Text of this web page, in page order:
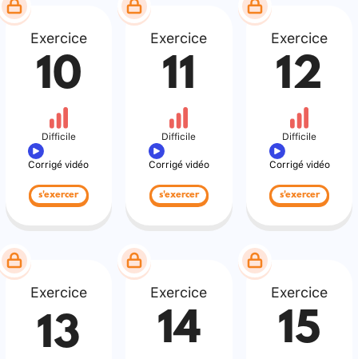
Exercice
10
Difficile
Corrigé vidéo
s'exercer
Exercice
11
Difficile
Corrigé vidéo
s'exercer
Exercice
12
Difficile
Corrigé vidéo
s'exercer
Exercice
13
Exercice
14
Exercice
15